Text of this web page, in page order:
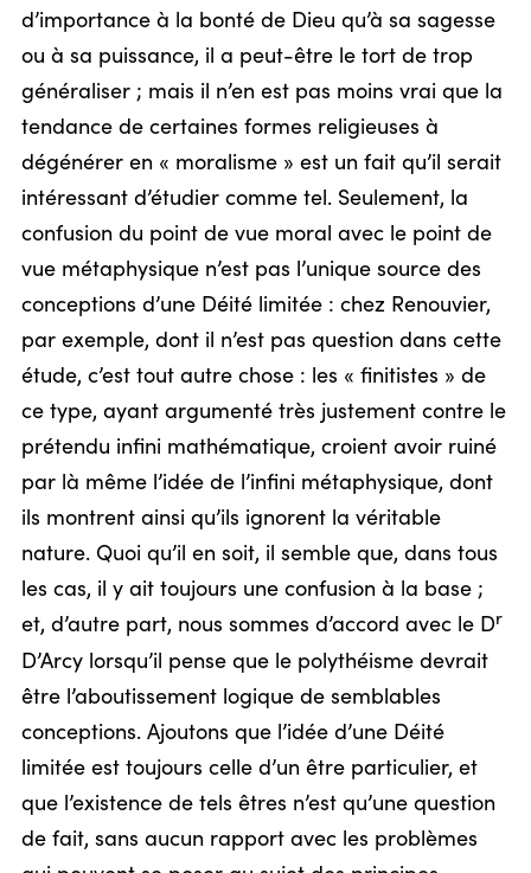
d’importance à la bonté de Dieu qu’à sa sagesse
ou à sa puissance, il a peut-être le tort de trop
généraliser ; mais il n’en est pas moins vrai que la
tendance de certaines formes religieuses à
dégénérer en « moralisme » est un fait qu’il serait
intéressant d’étudier comme tel. Seulement, la
confusion du point de vue moral avec le point de
vue métaphysique n’est pas l’unique source des
conceptions d’une Déité limitée : chez Renouvier,
par exemple, dont il n’est pas question dans cette
étude, c’est tout autre chose : les « finitistes » de
ce type, ayant argumenté très justement contre le
prétendu infini mathématique, croient avoir ruiné
par là même l’idée de l’infini métaphysique, dont
ils montrent ainsi qu’ils ignorent la véritable
nature. Quoi qu’il en soit, il semble que, dans tous
les cas, il y ait toujours une confusion à la base ;
et, d’autre part, nous sommes d’accord avec le Dr
D’Arcy lorsqu’il pense que le polythéisme devrait
être l’aboutissement logique de semblables
conceptions. Ajoutons que l’idée d’une Déité
limitée est toujours celle d’un être particulier, et
que l’existence de tels êtres n’est qu’une question
de fait, sans aucun rapport avec les problèmes